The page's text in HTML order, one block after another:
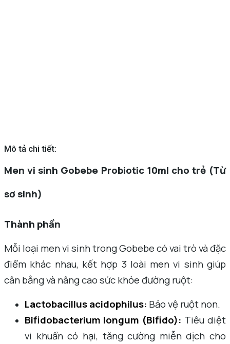
Mô tả chi tiết:
Men vi sinh Gobebe Probiotic 10ml cho trẻ (Từ
sơ sinh)
Thành phần
Mỗi loại men vi sinh trong Gobebe có vai trò và đặc
điểm khác nhau, kết hợp 3 loài men vi sinh giúp
cân bằng và nâng cao sức khỏe đường ruột:
Lactobacillus acidophilus: Bảo vệ ruột non.
Bifidobacterium longum (Bifido): Tiêu diệt
vi khuẩn có hại, tăng cường miễn dịch cho